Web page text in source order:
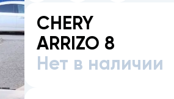
CHERY
ARRIZO 8
Нет в наличии